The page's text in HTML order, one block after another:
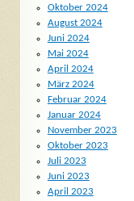
Oktober 2024
August 2024
Juni 2024
Mai 2024
April 2024
März 2024
Februar 2024
Januar 2024
November 2023
Oktober 2023
Juli 2023
Juni 2023
April 2023